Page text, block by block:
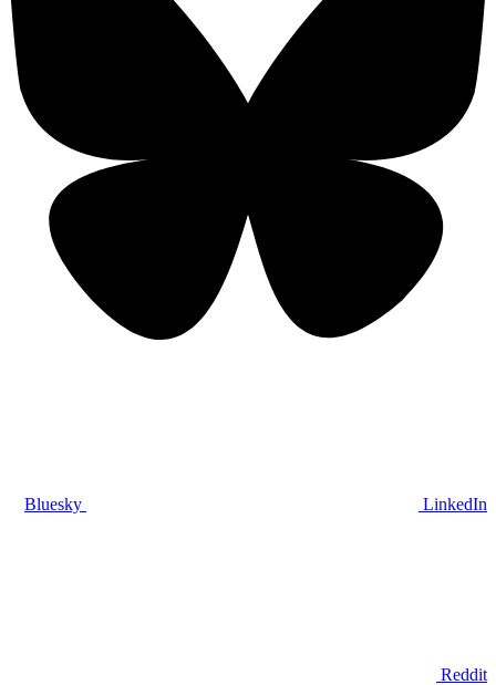
Bluesky LinkedIn
Reddit